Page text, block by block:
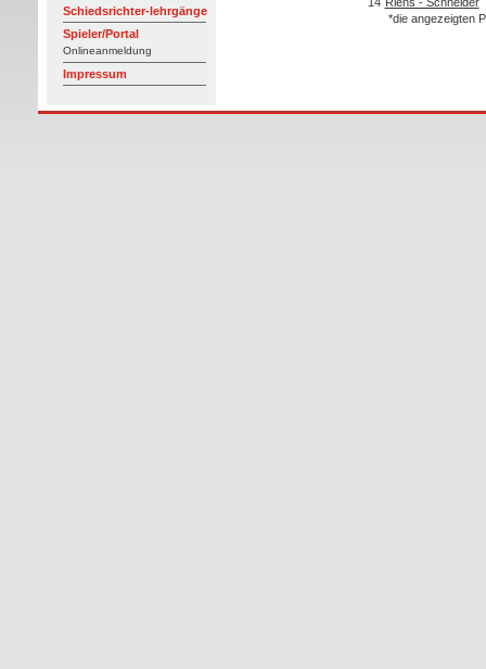
Schiedsrichter-lehrgänge
Spieler/Portal
Onlineanmeldung
Impressum
*die angezeigten